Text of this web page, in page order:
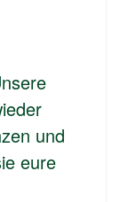
und
eure